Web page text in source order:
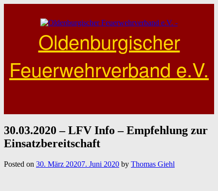
Oldenburgischer
Feuerwehrverband e.V.
30.03.2020 – LFV Info – Empfehlung zur
Einsatzbereitschaft
Posted on 30. März 20207. Juni 2020 by Thomas Giehl